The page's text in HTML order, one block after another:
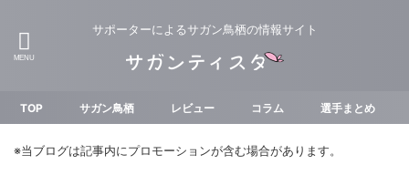
サポーターによるサガン鳥栖の情報サイト
TOP サガン鳥栖 レビュー コラム 選手まとめ
※当ブログは記事内にプロモーションが含む場合があります。